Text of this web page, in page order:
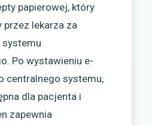
papierowej, który
lekarza za
Po wystawieniu e-
centralnego systemu,
dla pacjenta i
zapewnia